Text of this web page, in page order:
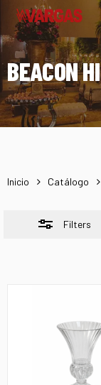
Skip
main
content
BEACON
Inicio Catálogo
Filters